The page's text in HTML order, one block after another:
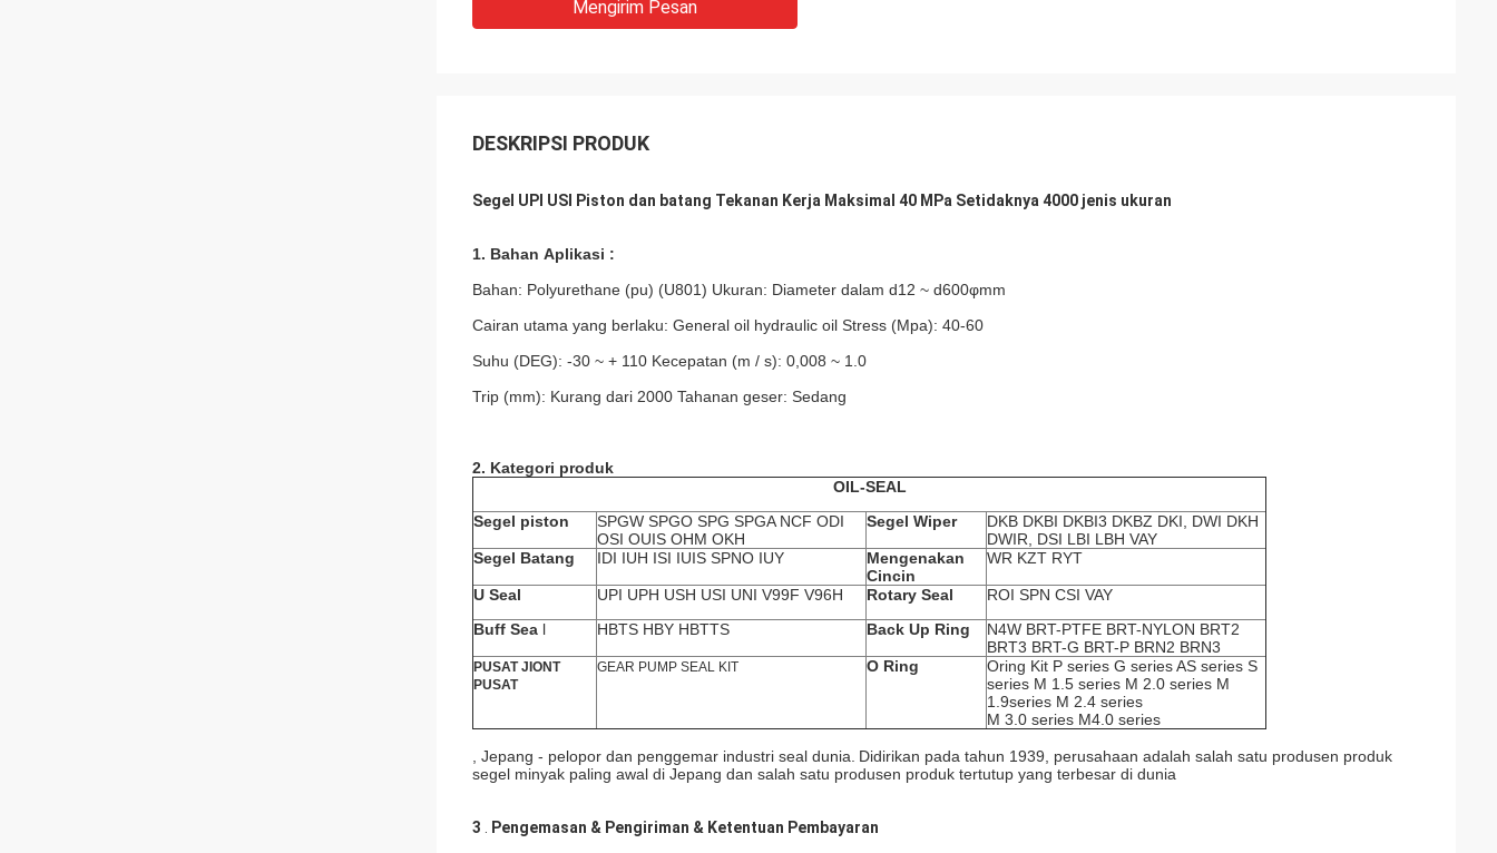
Mengirim Pesan
DESKRIPSI PRODUK
Segel UPI USI Piston dan batang Tekanan Kerja Maksimal 40 MPa Setidaknya 4000 jenis ukuran
1. Bahan Aplikasi :
Bahan: Polyurethane (pu) (U801) Ukuran: Diameter dalam d12 ~ d600φmm
Cairan utama yang berlaku: General oil hydraulic oil Stress (Mpa): 40-60
Suhu (DEG): -30 ~ + 110 Kecepatan (m / s): 0,008 ~ 1.0
Trip (mm): Kurang dari 2000 Tahanan geser: Sedang
2. Kategori produk
OIL-SEAL
Segel piston
SPGW SPGO SPG SPGA NCF ODI
OSI OUIS OHM OKH
Segel Wiper
DKB DKBI DKBI3 DKBZ DKI, DWI DKH
DWIR,
DSI LBI LBH VAY
Segel Batang
IDI IUH ISI IUIS SPNO IUY
Mengenakan
Cincin
WR KZT RYT
U Seal UPI UPH USH USI UNI V99F V96H Rotary Seal
ROI SPN CSI VAY
Buff Sea l HBTS HBY HBTTS Back Up Ring N4W BRT-PTFE BRT-NYLON BRT2
BRT3 BRT-G BRT-P BRN2 BRN3
PUSAT JIONT
PUSAT
GEAR PUMP SEAL KIT O Ring
Oring Kit P series G series AS series S
series M 1.5 series M 2.0 series M
1.9series M 2.4 series
M 3.0 series M4.0 series
, Jepang - pelopor dan penggemar industri seal dunia. Didirikan pada tahun 1939, perusahaan adalah salah satu produsen produk
segel minyak paling awal di Jepang dan salah satu produsen produk tertutup yang terbesar di dunia
3
Pengemasan & Pengiriman & Ketentuan Pembayaran